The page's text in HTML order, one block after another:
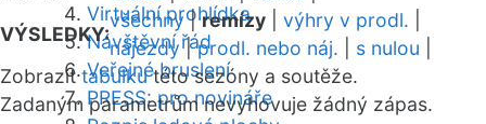
Virtuální prohlídka
Návštěvní řád
Veřejné bruslení
PRESS: pro novináře
VÝSLEDKY:
všechny|remízy výhry v prodl.
nájezdy|prodl. nebo náj. s nulou
Zobrazittabulkutéto sezóny a soutěže.
Zadaným parametrům nevyhovuje žádný zápas.